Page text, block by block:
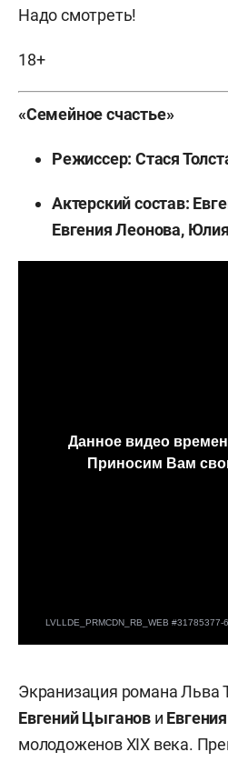
Надо смотреть!
18+
«Семейное счастье»
Режиссер: Стася
Актерский состав:
Евгения Леонова,
Экранизация романа Льва
Евгений Цыганов и
молодоженов XIX века.